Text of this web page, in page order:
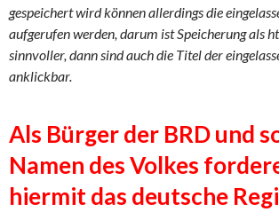
gespeichert wird können allerdings die
aufgerufen werden, darum ist Speicherung als
sinnvoller, dann sind auch die Titel der
anklickbar.
Als Bürger der BRD und
Namen des Volkes
hiermit das deutsche